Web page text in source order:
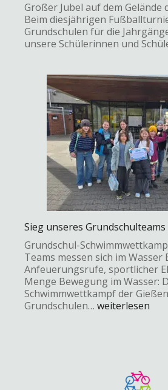
Großer Jubel auf dem Gelände
Beim diesjährigen
Grundschulen für die
unsere Schülerinnen und
Sieg unseres
Grundschul-
Teams messen sich im Wasser
Anfeuerungsrufe, sportlicher
Menge Bewegung im Wasser:
Schwimmwettkampf der
Grundschulen… weiterlesen